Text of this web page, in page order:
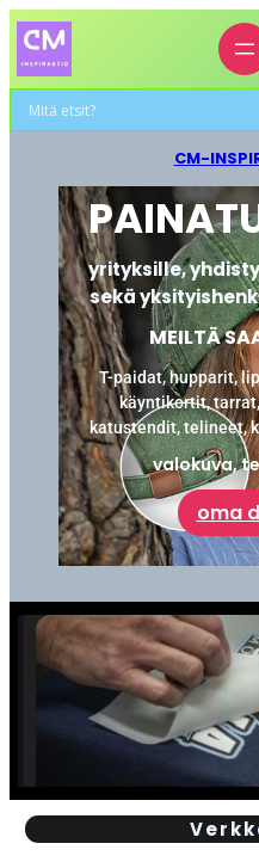
CM-
yrityksille,
sekä
MEILTÄ
T-paidat, hupparit,
käyntikortit,
katustendit, telineet,
valokuva,
oma